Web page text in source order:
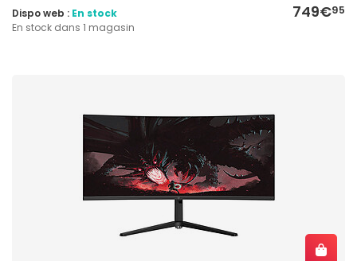
749€95
Dispo web : En stock
En stock dans 1 magasin